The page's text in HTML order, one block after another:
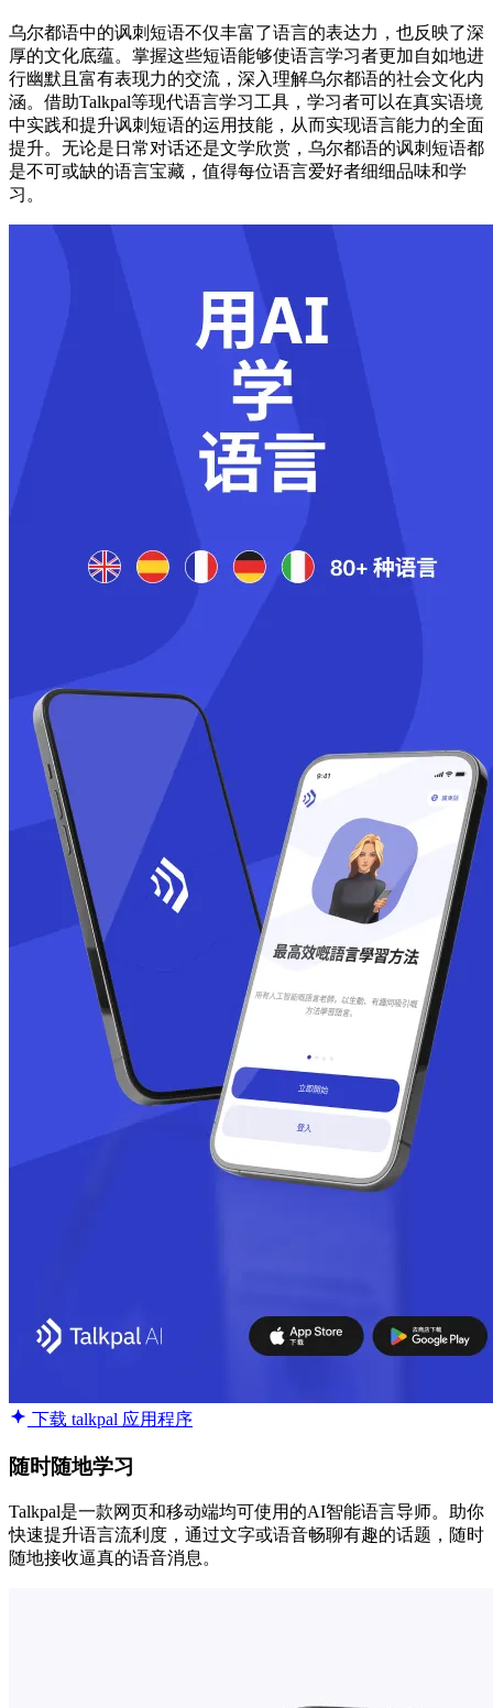
乌尔都语中的讽刺短语不仅丰富了语言的表达力，也反映了深
厚的文化底蕴。掌握这些短语能够使语言学习者更加自如地进
行幽默且富有表现力的交流，深入理解乌尔都语的社会文化内
涵。借助Talkpal等现代语言学习工具，学习者可以在真实语境
中实践和提升讽刺短语的运用技能，从而实现语言能力的全面
提升。无论是日常对话还是文学欣赏，乌尔都语的讽刺短语都
是不可或缺的语言宝藏，值得每位语言爱好者细细品味和学
习。
下载 talkpal 应用程序
随时随地学习
Talkpal是一款网页和移动端均可使用的AI智能语言导师。助你
快速提升语言流利度，通过文字或语音畅聊有趣的话题，随时
随地接收逼真的语音消息。